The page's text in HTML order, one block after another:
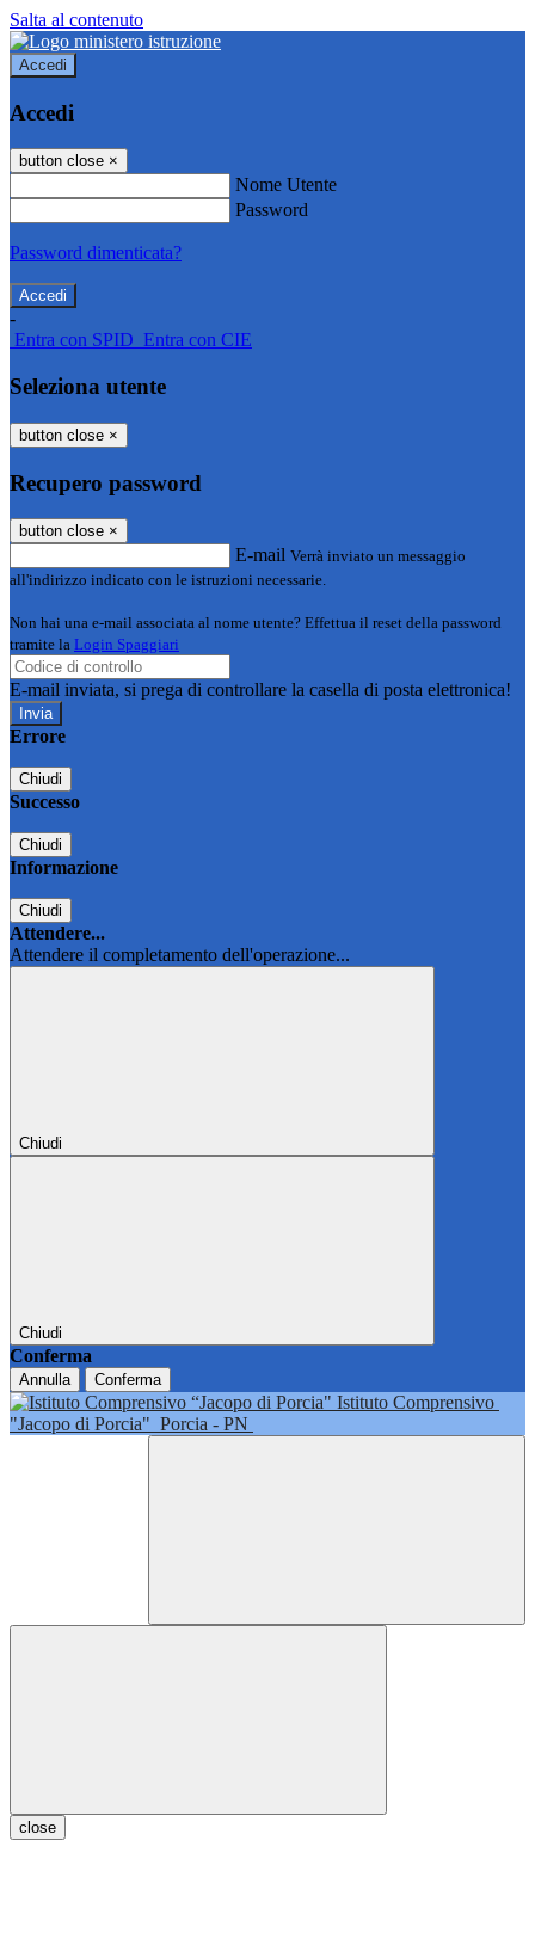
Salta al contenuto
Accedi
Accedi
button close ×
Nome Utente
Password
Password dimenticata?
-
Entra con SPID Entra con CIE
Seleziona utente
button close ×
Recupero password
button close ×
E-mail Verrà inviato un messaggio
all'indirizzo indicato con le istruzioni necessarie.
Non hai una e-mail associata al nome utente? Effettua il reset della password
tramite la Login Spaggiari
E-mail inviata, si prega di controllare la casella di posta elettronica!
Errore
Chiudi
Successo
Chiudi
Informazione
Chiudi
Attendere...
Attendere il completamento dell'operazione...
Chiudi
Chiudi
Conferma
Annulla Conferma
Istituto Comprensivo
"Jacopo di Porcia" Porcia - PN
close